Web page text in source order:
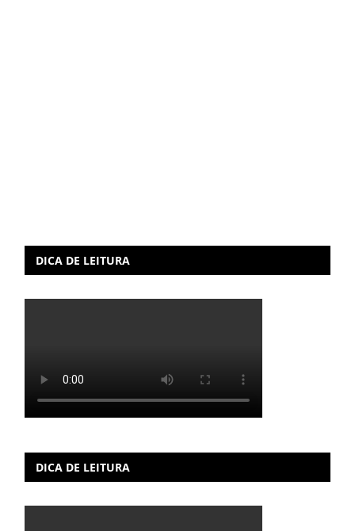
DICA DE LEITURA
DICA DE LEITURA